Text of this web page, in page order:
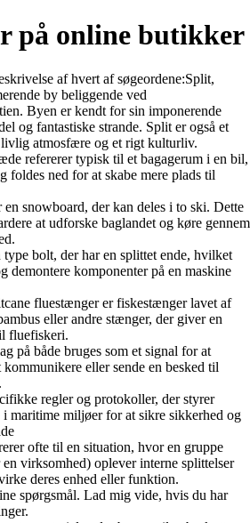
på online butikker
af hvert af søgeordene:Split,
by beliggende ved
Byen er kendt for sin imponerende
og fantastiske strande. Split er også et
atmosfære og et rigt kulturliv.
refererer typisk til et bagagerum i en bil,
foldes ned for at skabe mere plads til
snowboard, der kan deles i to ski. Dette
at udforske baglandet og køre gennem
bolt, der har en splittet ende, hvilket
demontere komponenter på en maskine
fluestænger er fiskestænger lavet af
eller andre stænger, der giver en
fluefiskeri.
på både bruges som et signal for at
eller sende en besked til
regler og protokoller, der styrer
maritime miljøer for at sikre sikkerhed og
ofte til en situation, hvor en gruppe
virksomhed) oplever interne splittelser
deres enhed eller funktion.
spørgsmål. Lad mig vide, hvis du har